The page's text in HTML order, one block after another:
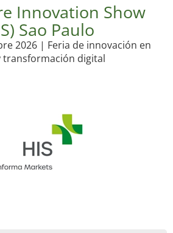
Innovation Show
Sao Paulo
2026 | Feria de innovación en
transformación digital
de servicios